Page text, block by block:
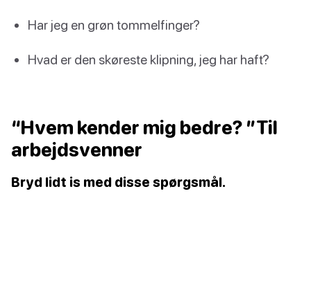
Har jeg en grøn tommelfinger?
Hvad er den skøreste klipning, jeg har haft?
“Hvem kender mig bedre? ”Til
arbejdsvenner
Bryd lidt is med disse spørgsmål.